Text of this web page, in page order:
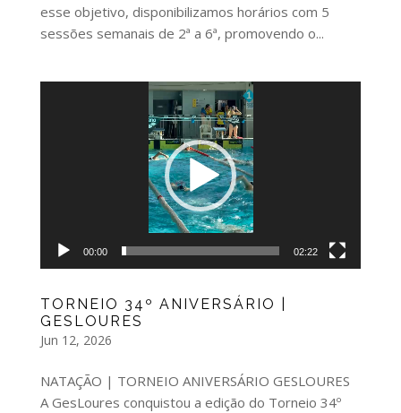
esse objetivo, disponibilizamos horários com 5
sessões semanais de 2ª a 6ª, promovendo o...
00:00 02:22
TORNEIO 34º ANIVERSÁRIO |
GESLOURES
Jun 12, 2026
NATAÇÃO | TORNEIO ANIVERSÁRIO GESLOURES
A GesLoures conquistou a edição do Torneio 34º